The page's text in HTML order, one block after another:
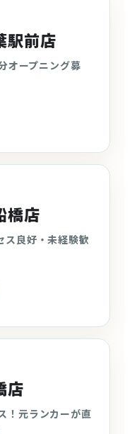
駅前店
オープニング募
橋店
ス良好・未経験歓
店
！元ランカーが直